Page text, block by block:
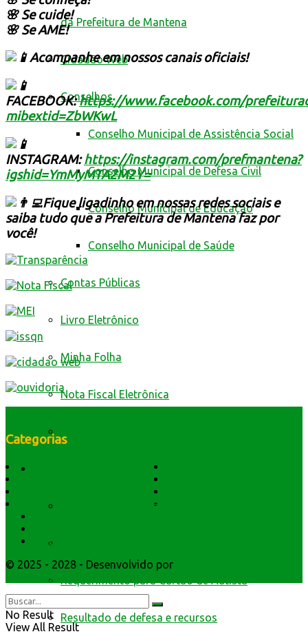
da Prefeitura de Mantena
Cidadão Web
Conselhos
Conselho Municipal de Assistência Social
Conselho Municipal de Defesa Civil
Conselho Municipal de Educação
Conselho Municipal de Saúde
Contas Públicas
Livro Eletrônico
Minha Folha
Nota Fiscal Eletrônica
Edital de Notificação
Requerimento para Cartão de Autista
Resultado de defesa e recursos
🌸 Se cuide!
🌸 Se AME!
Acompanhe em nossos canais oficiais!
FACEBOOK:https://www.facebook.com/
mibextid=ZbWKwL
INSTAGRAM:https://instagram.com/prefmantena?
igshid=YmMyMTA2M2Y=
Fique ligadinho em nossas redes sociais e
saiba tudo que a Prefeitura de Mantena faz por
você!
Categorias
História do Município
Símbolos e Hino
Webmail
© 2025 - 2028 - Desenvolvido por
Interativas
No Result
View All Result